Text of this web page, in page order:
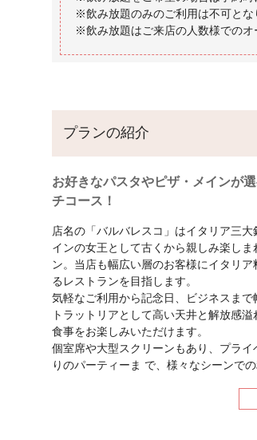
※飲み放題のみのご利用は不可とな
プランの紹介
お好きなパスタやピザ・メインが
チコース！
店名の「バルバレスコ」はイタリア三
インの女王として古くから親しみ楽し
ン。当店も幅広い層のお客様にイタリ
るレストランを目指します。
気軽なご利用から記念日、ビジネスまで
トラットリアとして高い天井と解放感
食事をお楽しみいただけます。
個室席や大型スクリーンもあり、プラ
りのパーティーま で、様々なシーンでの